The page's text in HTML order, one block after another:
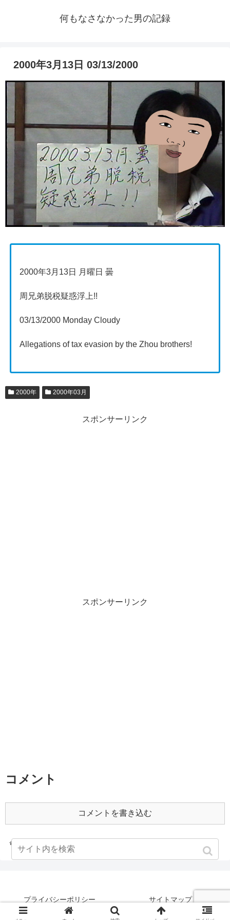
何もなさなかった男の記録
2000年3月13日 03/13/2000
2000年3月13日 月曜日 曇
周兄弟脱税疑惑浮上!!
03/13/2000 Monday Cloudy
Allegations of tax evasion by the Zhou brothers!
2000年 2000年03月
スポンサーリンク
スポンサーリンク
コメント
コメントを書き込む
プライバシーポリシー サイトマップ
©何もなさなかった男の記録